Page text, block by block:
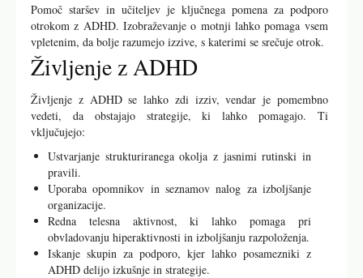
Pomoč staršev in učiteljev je ključnega pomena za podporo
otrokom z ADHD. Izobraževanje o motnji lahko pomaga vsem
vpletenim, da bolje razumejo izzive, s katerimi se srečuje otrok.
Življenje z ADHD
Življenje z ADHD se lahko zdi izziv, vendar je pomembno
vedeti, da obstajajo strategije, ki lahko pomagajo. Ti
vključujejo:
Ustvarjanje strukturiranega okolja z jasnimi rutinski in
pravili.
Uporaba opomnikov in seznamov nalog za izboljšanje
organizacije.
Redna telesna aktivnost, ki lahko pomaga pri
obvladovanju hiperaktivnosti in izboljšanju razpoloženja.
Iskanje skupin za podporo, kjer lahko posamezniki z
ADHD delijo izkušnje in strategije.